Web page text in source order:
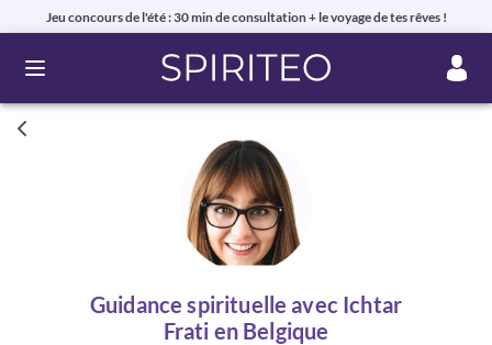
Jeu concours de l'été : 30 min de consultation + le voyage de tes rêves !
Ouvrir le menu
Guidance spirituelle avec Ichtar
Frati en Belgique